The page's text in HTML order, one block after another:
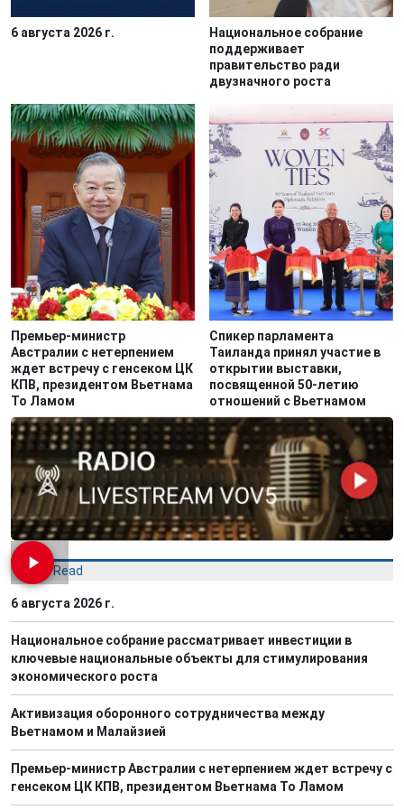
6 августа 2026 г.
Национальное собрание
поддерживает
правительство ради
двузначного роста
Премьер-министр
Австралии с нетерпением
ждет встречу с генсеком ЦК
КПВ, президентом Вьетнама
То Ламом
Спикер парламента
Таиланда принял участие в
открытии выставки,
посвященной 50-летию
отношений с Вьетнамом
Most Read
6 августа 2026 г.
Национальное собрание рассматривает инвестиции в
ключевые национальные объекты для стимулирования
экономического роста
Активизация оборонного сотрудничества между
Вьетнамом и Малайзией
Премьер-министр Австралии с нетерпением ждет встречу с
генсеком ЦК КПВ, президентом Вьетнама То Ламом